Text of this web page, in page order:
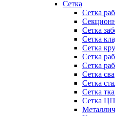
Сетка
Сетка
Сетка
Сетка
Сетка
Сетка
Сетка
Сетка
Сетка
Сетка
Сетка